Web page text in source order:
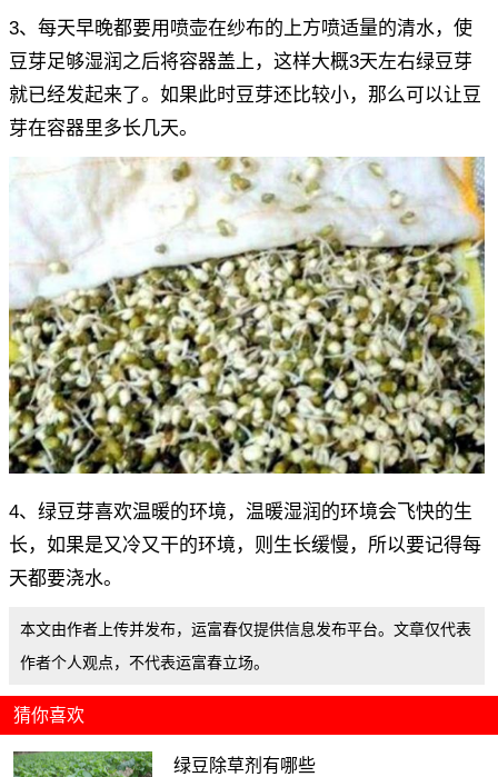
3、每天早晚都要用喷壶在纱布的上方喷适量的清水，使
豆芽足够湿润之后将容器盖上，这样大概3天左右绿豆芽
就已经发起来了。如果此时豆芽还比较小，那么可以让豆
芽在容器里多长几天。
4、绿豆芽喜欢温暖的环境，温暖湿润的环境会飞快的生
长，如果是又冷又干的环境，则生长缓慢，所以要记得每
天都要浇水。
本文由作者上传并发布，运富春仅提供信息发布平台。文章仅代表
作者个人观点，不代表运富春立场。
猜你喜欢
绿豆除草剂有哪些